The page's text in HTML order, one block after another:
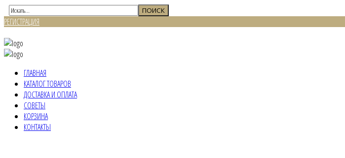
РЕГИСТРАЦИЯ
ГЛАВНАЯ
КАТАЛОГ ТОВАРОВ
ДОСТАВКА И ОПЛАТА
СОВЕТЫ
КОРЗИНА
КОНТАКТЫ